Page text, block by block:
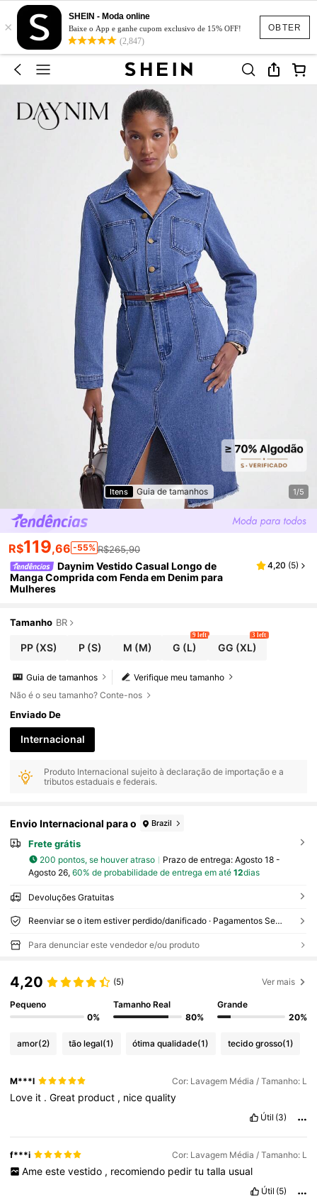
OBTER
×
SHEIN - Moda online
Baixe o App e ganhe cupom exclusivo de 15% OFF!
(2,847)
Itens Guia de tamanhos 1/5
R$119,66 -55% R$265,90
Daynim Vestido Casual Longo de
Manga Comprida com Fenda em Denim para
Mulheres
4,20 (5)
Tamanho BR
PP(XS) P(S) M (M) G (L)
9 left
GG (XL)
3 left
Verifique meu tamanho
Guia de tamanhos
Não é o seu tamanho? Conte-nos
Enviado De
Internacional
Produto Internacional sujeito à declaração de importação e a
tributos estaduais e federais.
Envio Internacional para o Brazil
Frete grátis
200 pontos, se houver atraso Prazo de entrega: Agosto 18 -
Agosto 26, 60% de probabilidade de entrega em até 12dias
Devoluções Gratuitas
Reenviar se o item estiver perdido/danificado · Pagamentos Seguros · Proteção de privacidade
Para denunciar este vendedor e/ou produto
4,20 (5) Ver mais
Pequeno
0%
Tamanho Real
80%
Grande
20%
amor(2) tão legal(1) ótima qualidade(1) tecido grosso(1)
M***l Cor: Lavagem Média / Tamanho: L
Love it .Great product , nicequality
Útil (3)
f***i Cor: Lavagem Média / Tamanho: L
Ame este vestido , recomiendo pedir tu talla usual
Útil (5)